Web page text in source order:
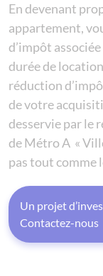
En devenant
appartement,
d’impôt
durée de
réduction
de votre
desservie par le
de Métro A «
pas tout comme
Un projet
Contactez-nous